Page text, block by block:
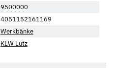
9500000
4051152161169
Werkbänke
KLW Lutz